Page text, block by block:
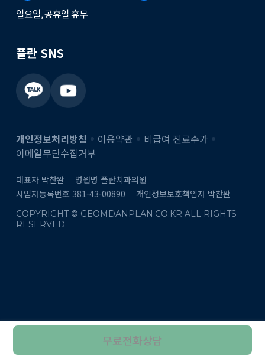
무료전화상담
일요일, 공휴일 휴무
플란 SNS
개인정보처리방침 이용약관
비급여 진료수가
이메일무단수집거부
대표자 박찬완
병원명 플란치과의원
사업자등록번호 381-43-00890
개인정보보호책임자 박찬완
COPYRIGHT © GEOMDANPLAN.CO.KR ALL RIGHTS
RESERVED